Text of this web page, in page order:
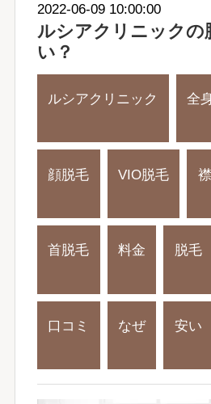
2022-06-09 10:00:00
ルシアクリニックの
い？
ルシアクリニック 全
顔脱毛 VIO脱毛
首脱毛 料金 脱毛
口コミ なぜ 安い